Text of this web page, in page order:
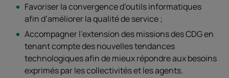
Favoriser la convergence d’outils informatiques
afin d’améliorer la qualité de service ;
Accompagner l’extension des missions des CDG en
tenant compte des nouvelles tendances
technologiques afin de mieux répondre aux besoins
exprimés par les collectivités et les agents.